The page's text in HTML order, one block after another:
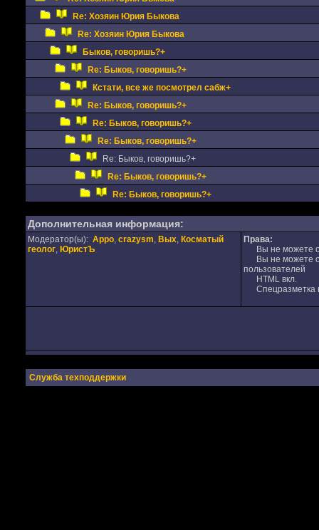
Re: Хозяин Юрия Быкова
Re: Хозяин Юрия Быкова
Быков, говоришь?+
Re: Быков, говоришь?+
Кстати, все же посмотрел сабж+
Re: Быков, говоришь?+
Re: Быков, говоришь?+
Re: Быков, говоришь?+
Re: Быков, говоришь?+
Re: Быков, говоришь?+
Re: Быков, говоришь?+
Дополнительная информация:
Модератор(ы): Appo, crazysm, Вых, Косматый
геолог, ЮристЪ
Права:
Вы не можете
Вы не можете
пользователей
HTML вкл.
Спецразметка
Служба техподдержки